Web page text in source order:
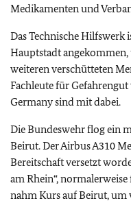
Medikamenten und
Das Technische Hilfswerk
Hauptstadt angekommen,
weiteren verschütteten
Fachleute für
Germany sind mit dabei.
Die Bundeswehr flog ein
Beirut. Der Airbus A310
Bereitschaft versetzt
am Rhein“,
nahm Kurs auf Beirut,